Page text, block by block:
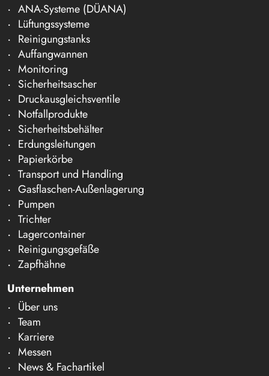
ANA-Systeme (DÜANA)
Lüftungssysteme
Reinigungstanks
Auffangwannen
Monitoring
Sicherheitsascher
Druckausgleichsventile
Notfallprodukte
Sicherheitsbehälter
Erdungsleitungen
Papierkörbe
Transport und Handling
Gasflaschen-Außenlagerung
Pumpen
Trichter
Lagercontainer
Reinigungsgefäße
Zapfhähne
Unternehmen
Über uns
Team
Karriere
Messen
News & Fachartikel